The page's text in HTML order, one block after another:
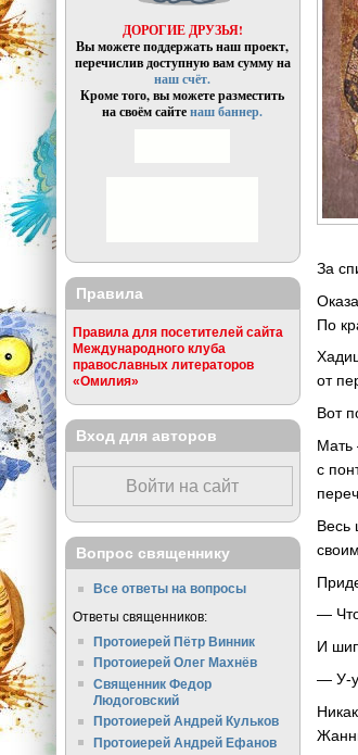
За
По
от
Вот
Мать
с
Весь
—
И
— У-
ДОРОГИЕ ДРУЗЬЯ!
Вы можете поддержать наш проект,
перечислив доступную вам сумму на
наш счёт.
Кроме того, вы можете разместить
на своём сайтенаш баннер.
Правила
Правила для посетителей сайта
Международного клуба
православных литераторов
«Омилия»
Вход для авторов
Войти на сайт
Вопрос священнику
Все ответы на вопросы
Ответы священников:
Протоиерей Пётр Винник
Протоиерей Олег Махнёв
Священник Федор
Людоговский
Протоиерей Андрей Кульков
Протоиерей Андрей Ефанов